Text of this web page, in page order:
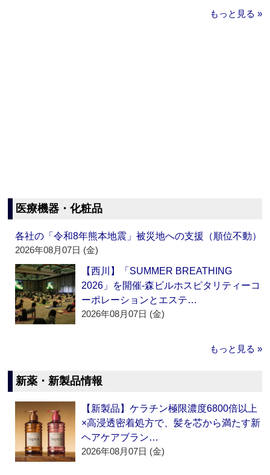
もっと見る »
医療機器・化粧品
各社の「令和8年熊本地震」被災地への支援（順位不動）
2026年08月07日 (金)
【西川】「SUMMER BREATHING
2026」を開催‐森ビルホスピタリティーコ
ーポレーションとエステ…
2026年08月07日 (金)
もっと見る »
新薬・新製品情報
【新製品】ケラチン極限濃度6800倍以上
×高浸透密着処方で、髪を芯から満たす新
ヘアケアブラン…
2026年08月07日 (金)